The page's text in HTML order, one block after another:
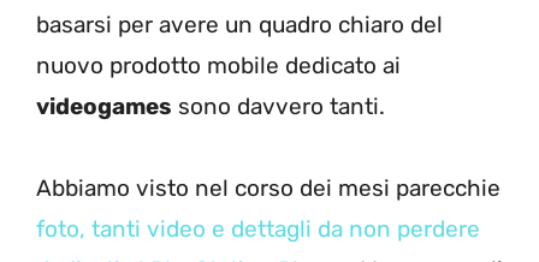
basarsi per avere un quadro chiaro del
nuovo prodotto mobile dedicato ai
videogames sono davvero tanti.
Abbiamo visto nel corso dei mesi parecchie
foto, tanti video e dettagli da non perdere